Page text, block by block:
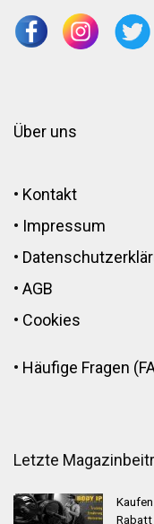
Über uns
• Kontakt
• Impressum
•
• AGB
• Cookies
• Häufige Fragen
Letzte
Rabatt